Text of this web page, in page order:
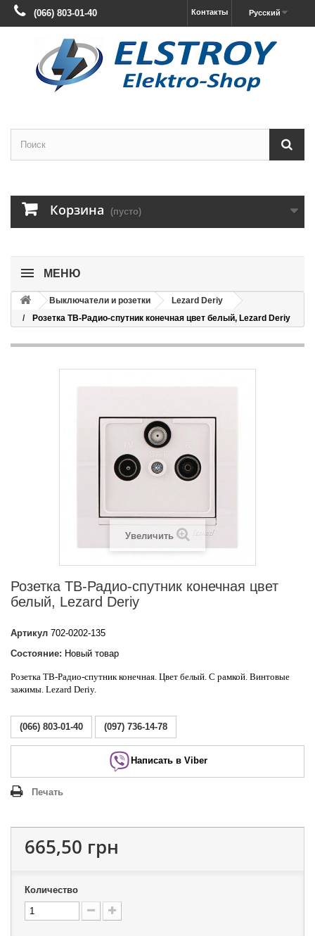
Русский
Контакты
(066) 803-01-40
Корзина (пусто)
МЕНЮ
Выключатели и розетки
Lezard Deriy
Розетка ТВ-Радио-спутник конечная цвет белый, Lezard Deriy
Увеличить
Розетка ТВ-Радио-спутник конечная цвет
белый, Lezard Deriy
Артикул 702-0202-135
Состояние: Новый товар
Розетка ТВ-Радио-спутник конечная. Цвет белый. С рамкой. Винтовые
зажимы. Lezard Deriy.
(066) 803-01-40 (097) 736-14-78
Написать в Viber
Печать
665,50 грн
Количество